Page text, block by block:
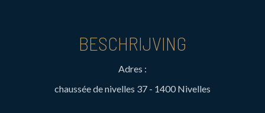
BESCHRIJVING
Adres :
chaussée de nivelles 37 - 1400 Nivelles